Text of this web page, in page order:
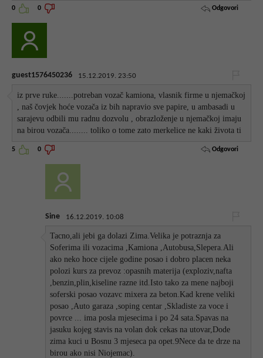
0 0 Odgovori
guest1576450236 15.12.2019. 23:50
iz prve ruke.......potreban vozač kamiona, vlasnik firme u njemačkoj
, naš čovjek hoće vozača iz bih napravio sve papire, u ambasadi u
sarajevu odbili mu radnu dozvolu , obrazloženje u njemačkoj imaju
na birou vozača........ toliko o tome zato merkelice ne kaki života ti
5 0 Odgovori
Sine 16.12.2019. 10:08
Tacno,ali jebi ga dolazi Zima.Velika je potraznja za
Soferima ili vozacima ,Kamiona ,Autobusa,Slepera.Ali
ako neko hoce cijele godine posao i dobro placen neka
polozi kurs za prevoz :opasnih materija (exploziv,nafta
,benzin,plin,kiseline razne itd.Isto tako za mene najboji
soferski posao vozavc mixera za beton.Kad krene veliki
posao ,Auto garaza ,soping centar ,Skladiste za voce i
povrce ... ima posla mjesecima i po 24 sata.Spavas na
jasuku kojeg stavis na volan dok cekas na utovar,Dode
zima kuci u Bosnu 3 mjeseca pa opet.9Nece da te drze na
birou ako nisi Niojemac).